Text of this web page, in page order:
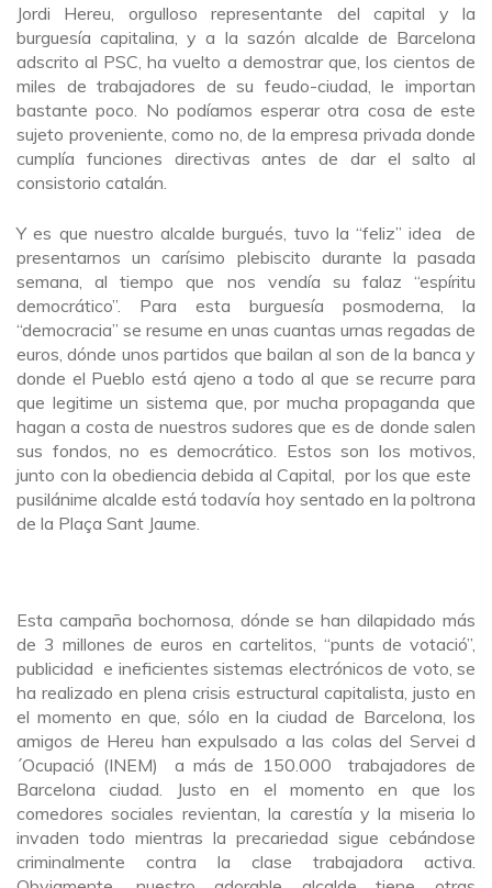
Jordi Hereu, orgulloso representante del capital y la
burguesía capitalina, y a la sazón alcalde de Barcelona
adscrito al PSC, ha vuelto a demostrar que, los cientos de
miles de trabajadores de su feudo-ciudad, le importan
bastante poco. No podíamos esperar otra cosa de este
sujeto proveniente, como no, de la empresa privada donde
cumplía funciones directivas antes de dar el salto al
consistorio catalán.
Y es que nuestro alcalde burgués, tuvo la “feliz” idea de
presentarnos un carísimo plebiscito durante la pasada
semana, al tiempo que nos vendía su falaz “espíritu
democrático”. Para esta burguesía posmoderna, la
“democracia” se resume en unas cuantas urnas regadas de
euros, dónde unos partidos que bailan al son de la banca y
donde el Pueblo está ajeno a todo al que se recurre para
que legitime un sistema que, por mucha propaganda que
hagan a costa de nuestros sudores que es de donde salen
sus fondos, no es democrático. Estos son los motivos,
junto con la obediencia debida al Capital, por los que este
pusilánime alcalde está todavía hoy sentado en la poltrona
de la Plaça Sant Jaume.
Esta campaña bochornosa, dónde se han dilapidado más
de 3 millones de euros en cartelitos, “punts de votació”,
publicidad e ineficientes sistemas electrónicos de voto, se
ha realizado en plena crisis estructural capitalista, justo en
el momento en que, sólo en la ciudad de Barcelona, los
amigos de Hereu han expulsado a las colas del Servei d
´Ocupació (INEM) a más de 150.000 trabajadores de
Barcelona ciudad. Justo en el momento en que los
comedores sociales revientan, la carestía y la miseria lo
invaden todo mientras la precariedad sigue cebándose
criminalmente contra la clase trabajadora activa.